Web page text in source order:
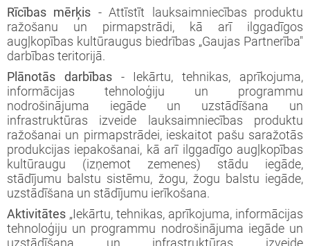
Rīcības mērķis - Attīstīt lauksaimniecības produktu
ražošanu un pirmapstrādi, kā arī ilggadīgos
augļkopības kultūraugus biedrības „Gaujas Partnerība"
darbības teritorijā.
Plānotās darbības- Iekārtu, tehnikas, aprīkojuma,
informācijas tehnoloģiju un programmu
nodrošinājuma iegāde un uzstādīšana un
infrastruktūras izveide lauksaimniecības produktu
ražošanai un pirmapstrādei, ieskaitot pašu saražotās
produkcijas iepakošanai, kā arī ilggadīgo augļkopības
kultūraugu (izņemot zemenes) stādu iegāde,
stādījumu balstu sistēmu, žogu, žogu balstu iegāde,
uzstādīšana un stādījumu ierīkošana.
Aktivitātes „Iekārtu, tehnikas, aprīkojuma, informācijas
tehnoloģiju un programmu nodrošinājuma iegāde un
uzstādīšana un infrastruktūras izveide